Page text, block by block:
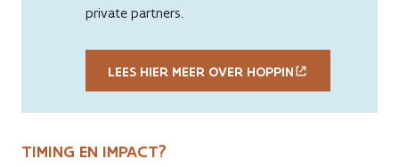
private partners.
LEES HIER MEER OVER HOPPIN
TIMING EN IMPACT?